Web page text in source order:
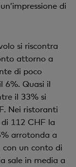
di
si riscontra
attorno a
di poco
6%. Quasi il
il 33% si
Nei ristoranti
112 CHF la
arrotonda a
un conto di
sale in media a